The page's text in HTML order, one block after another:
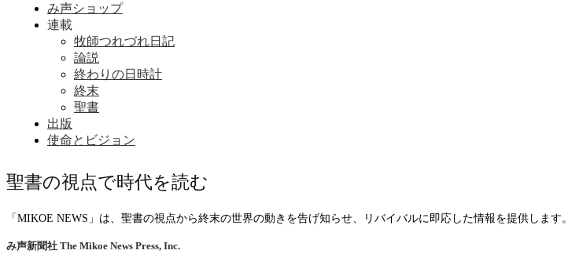
み声ショップ
連載
牧師つれづれ日記
論説
終わりの日時計
終末
聖書
出版
使命とビジョン
聖書の視点で時代を読む
「MIKOE NEWS」は、聖書の視点から終末の世界の動きを告げ知らせ、リバイバルに即応した情報を提供します。
み声新聞社 The Mikoe News Press, Inc.